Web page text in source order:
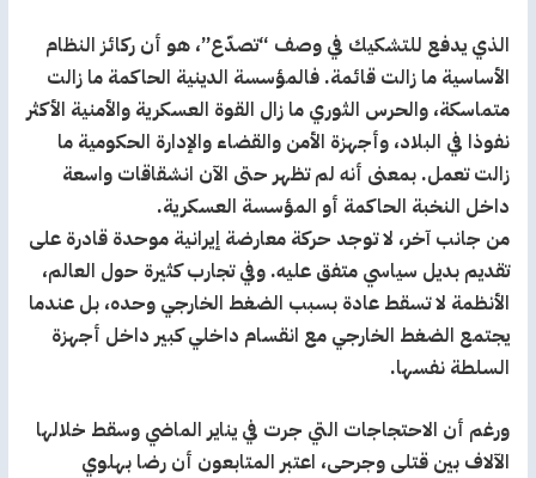
الذي يدفع للتشكيك في وصف “تصدّع”، هو أن ركائز النظام
الأساسية ما زالت قائمة. فالمؤسسة الدينية الحاكمة ما زالت
متماسكة، والحرس الثوري ما زال القوة العسكرية والأمنية الأكثر
نفوذا في البلاد، وأجهزة الأمن والقضاء والإدارة الحكومية ما
زالت تعمل. بمعنى أنه لم تظهر حتى الآن انشقاقات واسعة
داخل النخبة الحاكمة أو المؤسسة العسكرية.
من جانب آخر، لا توجد حركة معارضة إيرانية موحدة قادرة على
تقديم بديل سياسي متفق عليه. وفي تجارب كثيرة حول العالم،
الأنظمة لا تسقط عادة بسبب الضغط الخارجي وحده، بل عندما
يجتمع الضغط الخارجي مع انقسام داخلي كبير داخل أجهزة
السلطة نفسها.
ورغم أن الاحتجاجات التي جرت في يناير الماضي وسقط خلالها
الآلاف بين قتلى وجرحى، اعتبر المتابعون أن رضا بهلوي